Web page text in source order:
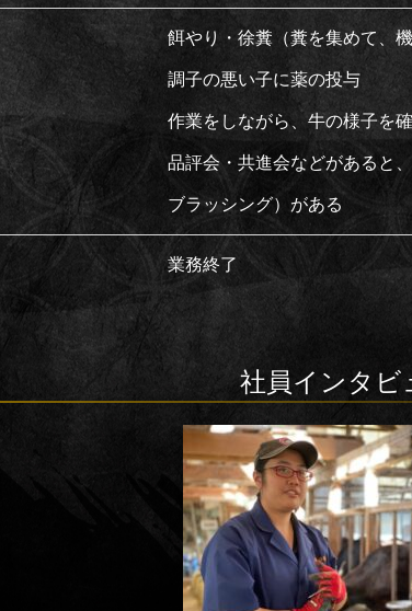
餌やり・徐糞（糞を集めて、
調子の悪い子に薬の投与
作業をしながら、牛の様子を確
品評会・共進会などがあると
ブラッシング）がある
業務終了
社員インタビ